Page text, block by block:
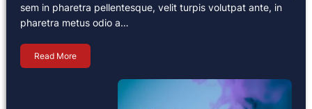
sem in pharetra pellentesque, velit turpis volutpat ante, in
pharetra metus odio a…
Read More